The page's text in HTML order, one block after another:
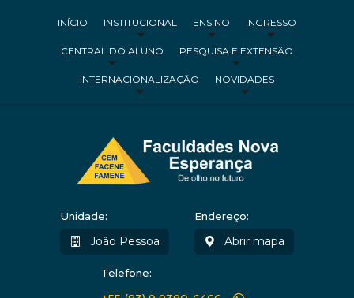
INÍCIO INSTITUCIONAL ENSINO INGRESSO
CENTRAL DO ALUNO PESQUISA E EXTENSÃO
INTERNACIONALIZAÇÃO NOVIDADES
Unidade:
João Pessoa
Endereço:
Abrir mapa
Telefone: